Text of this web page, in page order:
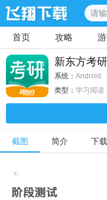
首页 攻略
新东方考
系统： Android
类型： 学习阅读
截图 简介 下载